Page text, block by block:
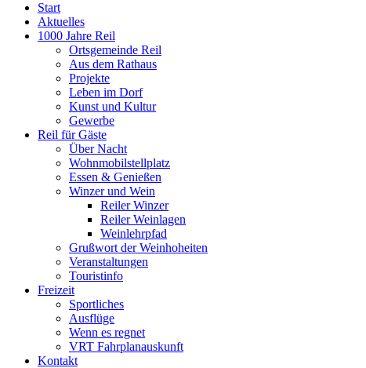
Start
Aktuelles
1000 Jahre Reil
Ortsgemeinde Reil
Aus dem Rathaus
Projekte
Leben im Dorf
Kunst und Kultur
Gewerbe
Reil für Gäste
Über Nacht
Wohnmobilstellplatz
Essen & Genießen
Winzer und Wein
Reiler Winzer
Reiler Weinlagen
Weinlehrpfad
Grußwort der Weinhoheiten
Veranstaltungen
Touristinfo
Freizeit
Sportliches
Ausflüge
Wenn es regnet
VRT Fahrplanauskunft
Kontakt